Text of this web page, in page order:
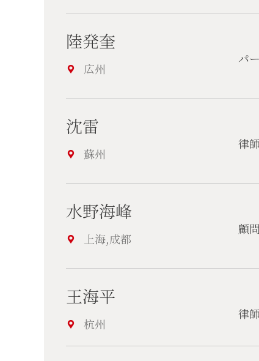
陸発奎
広州
パ
沈雷
蘇州
律師
水野海峰
上海,成都
顧問
王海平
杭州
律師